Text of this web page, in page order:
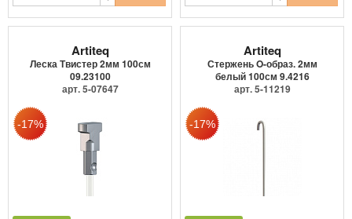
Artiteq
Леска Твистер 2мм 100см
09.23100
арт. 5-07647
Artiteq
Стержень O-образ. 2мм
белый 100см 9.4216
арт. 5-11219